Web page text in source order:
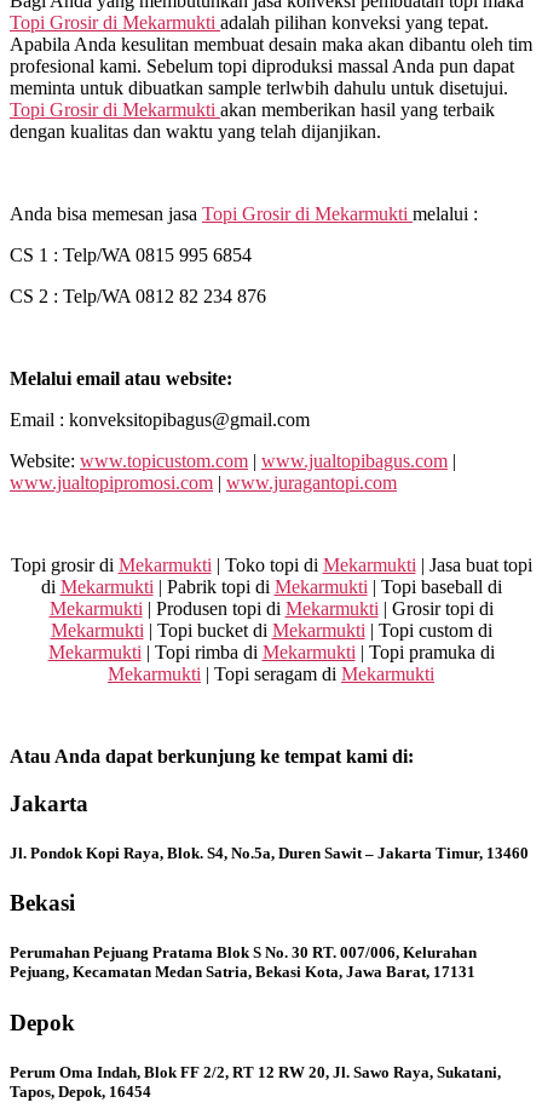
Topi Grosir di Mekarmukti adalah pilihan konveksi yang tepat.
Apabila Anda kesulitan membuat desain maka akan dibantu oleh tim
profesional kami. Sebelum topi diproduksi massal Anda pun dapat
meminta untuk dibuatkan sample terlwbih dahulu untuk disetujui.
Topi Grosir di Mekarmukti akan memberikan hasil yang terbaik
dengan kualitas dan waktu yang telah dijanjikan.
Anda bisa memesan jasa Topi Grosir di Mekarmukti melalui :
CS 1 : Telp/WA 0815 995 6854
CS 2 : Telp/WA 0812 82 234 876
Melalui email atau website:
Email : konveksitopibagus@gmail.com
Website: www.topicustom.com | www.jualtopibagus.com |
www.jualtopipromosi.com | www.juragantopi.com
Topi grosir di Mekarmukti | Toko topi di Mekarmukti | Jasa buat topi
di Mekarmukti | Pabrik topi di Mekarmukti | Topi baseball di
Mekarmukti | Produsen topi di Mekarmukti | Grosir topi di
Mekarmukti | Topi bucket di Mekarmukti | Topi custom di
Mekarmukti | Topi rimba di Mekarmukti | Topi pramuka di
Mekarmukti | Topi seragam di Mekarmukti
Atau Anda dapat berkunjung ke tempat kami di:
Jakarta
Jl. Pondok Kopi Raya, Blok. S4, No.5a, Duren Sawit – Jakarta Timur, 13460
Bekasi
Perumahan Pejuang Pratama Blok S No. 30 RT. 007/006, Kelurahan
Pejuang, Kecamatan Medan Satria, Bekasi Kota, Jawa Barat, 17131
Depok
Perum Oma Indah, Blok FF 2/2, RT 12 RW 20, Jl. Sawo Raya, Sukatani,
Tapos, Depok, 16454